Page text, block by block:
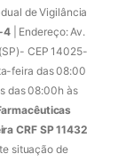
de Vigilância
4| Endereço: Av.
CEP 14025-
feira das 08:00
das 08:00h às
CRF SP 11432
situação de